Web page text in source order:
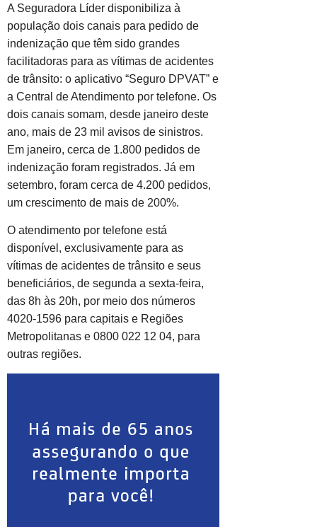
A Seguradora Líder disponibiliza à
população dois canais para pedido de
indenização que têm sido grandes
facilitadoras para as vítimas de acidentes
de trânsito: o aplicativo “Seguro DPVAT” e
a Central de Atendimento por telefone. Os
dois canais somam, desde janeiro deste
ano, mais de 23 mil avisos de sinistros.
Em janeiro, cerca de 1.800 pedidos de
indenização foram registrados. Já em
setembro, foram cerca de 4.200 pedidos,
um crescimento de mais de 200%.
O atendimento por telefone está
disponível, exclusivamente para as
vítimas de acidentes de trânsito e seus
beneficiários, de segunda a sexta-feira,
das 8h às 20h, por meio dos números
4020-1596 para capitais e Regiões
Metropolitanas e 0800 022 12 04, para
outras regiões.